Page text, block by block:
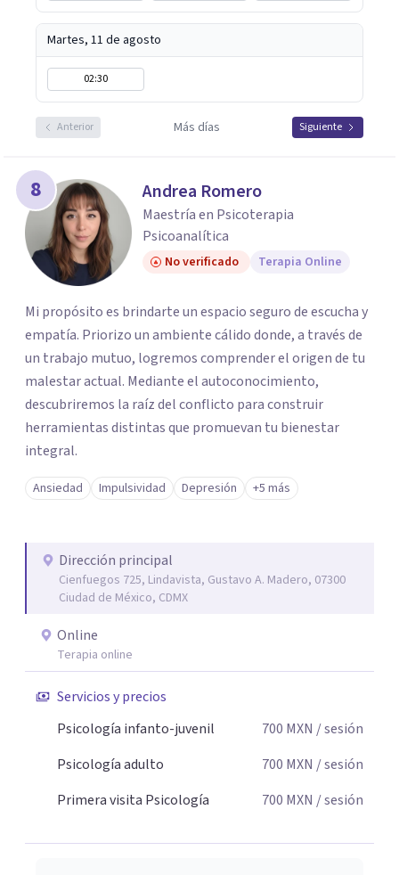
Martes, 11 de agosto
02:30
Anterior Más días Siguiente
8 Andrea Romero
Maestría en Psicoterapia
Psicoanalítica
No verificado Terapia Online
Mi propósito es brindarte un espacio seguro de escucha y
empatía. Priorizo un ambiente cálido donde, a través de
un trabajo mutuo, logremos comprender el origen de tu
malestar actual. Mediante el autoconocimiento,
descubriremos la raíz del conflicto para construir
herramientas distintas que promuevan tu bienestar
integral.
Ansiedad Impulsividad Depresión +5 más
Dirección principal
Cienfuegos 725, Lindavista, Gustavo A. Madero, 07300
Ciudad de México, CDMX
Online
Terapia online
Servicios y precios
Psicología infanto-juvenil
700 MXN / sesión
Psicología adulto
700 MXN / sesión
Primera visita Psicología
700 MXN / sesión